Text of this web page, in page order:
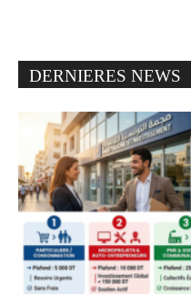
DERNIERES NEWS